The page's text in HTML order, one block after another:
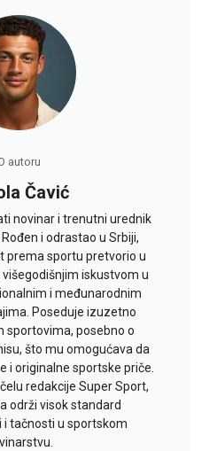
autoru
Čavić
novinar i trenutni urednik
i odrastao u Srbiji,
prema sportu pretvorio u
iskustvom u
i međunarodnim
Poseduje izuzetno
sportovima, posebno o
što mu omogućava da
i originalne sportske priče.
redakcije Super Sport,
održi visok standard
tačnosti u sportskom